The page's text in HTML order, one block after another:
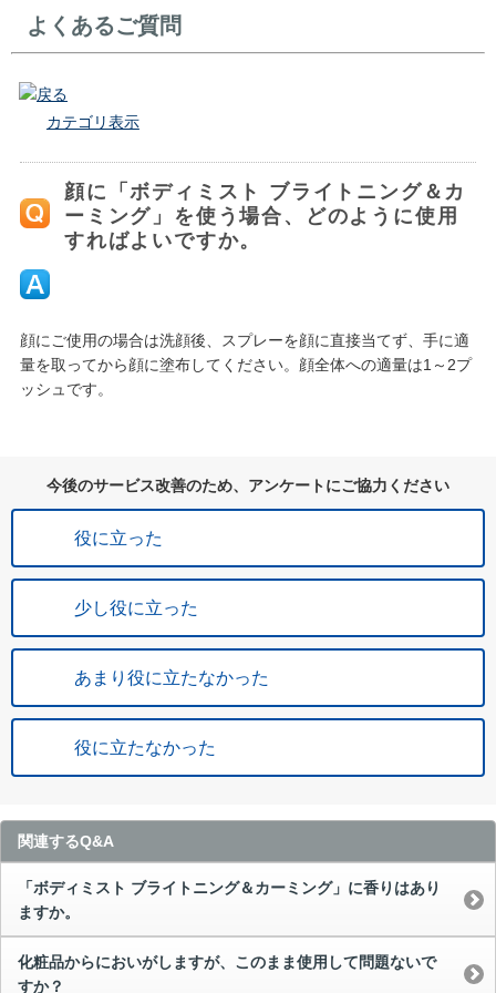
よくあるご質問
戻る
カテゴリ表示
顔に「ボディミスト ブライトニング＆カ
ーミング」を使う場合、どのように使用
すればよいですか。
顔にご使用の場合は洗顔後、スプレーを顔に直接当てず、手に適
量を取ってから顔に塗布してください。顔全体への適量は1～2プ
ッシュです。
今後のサービス改善のため、アンケートにご協力ください
役に立った
少し役に立った
あまり役に立たなかった
役に立たなかった
関連するQ&A
「ボディミスト ブライトニング＆カーミング」に香りはあり
ますか。
化粧品からにおいがしますが、このまま使用して問題ないで
すか？